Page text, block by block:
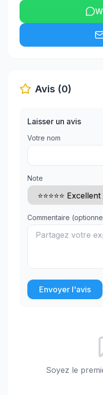
Avis (0)
Laisser un avis
Votre nom
Note
Commentaire
Envoyer l'avis
Soyez le